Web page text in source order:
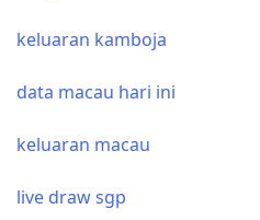
keluaran kamboja
data macau hari ini
keluaran macau
live draw sgp